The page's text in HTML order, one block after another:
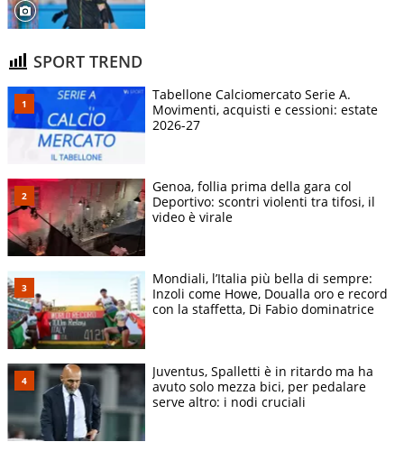
SPORT TREND
Tabellone Calciomercato Serie A.
Movimenti, acquisti e cessioni: estate
2026-27
Genoa, follia prima della gara col
Deportivo: scontri violenti tra tifosi, il
video è virale
Mondiali, l’Italia più bella di sempre:
Inzoli come Howe, Doualla oro e record
con la staffetta, Di Fabio dominatrice
Juventus, Spalletti è in ritardo ma ha
avuto solo mezza bici, per pedalare
serve altro: i nodi cruciali